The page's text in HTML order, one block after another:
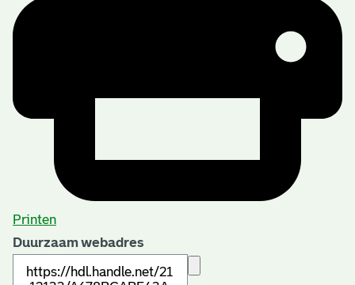
Printen
Duurzaam webadres